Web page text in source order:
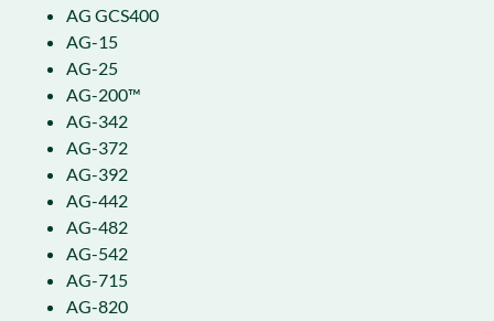
AG GCS400
AG-15
AG-25
AG-200™
AG-342
AG-372
AG-392
AG-442
AG-482
AG-542
AG-715
AG-820